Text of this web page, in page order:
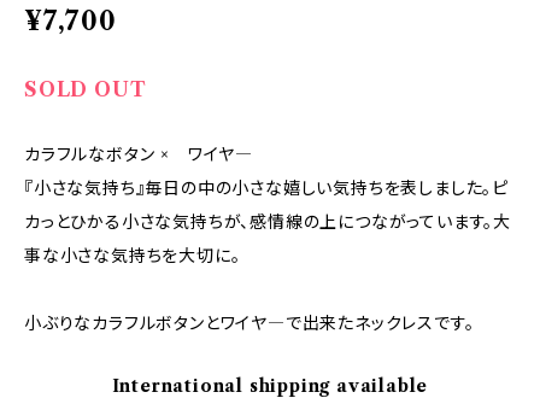
¥7,700
SOLD OUT
カラフルなボタン × ワイヤ―
『小さな気持ち』毎日の中の小さな嬉しい気持ちを表しました。ピ
カっとひかる小さな気持ちが、感情線の上につながっています。大
事な小さな気持ちを大切に。
小ぶりなカラフルボタンとワイヤ―で出来たネックレスです。
International shipping available